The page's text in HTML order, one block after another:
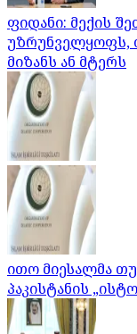
ფიდანი: მექის
უზრუნველყოფს,
მიზანს ან მტერს
ითო მიესალმა
პაკისტანის